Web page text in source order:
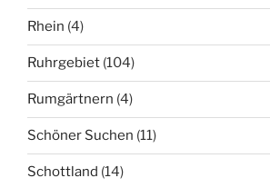
Rhein (4)
Ruhrgebiet (104)
Rumgärtnern (4)
Schöner Suchen (11)
Schottland (14)